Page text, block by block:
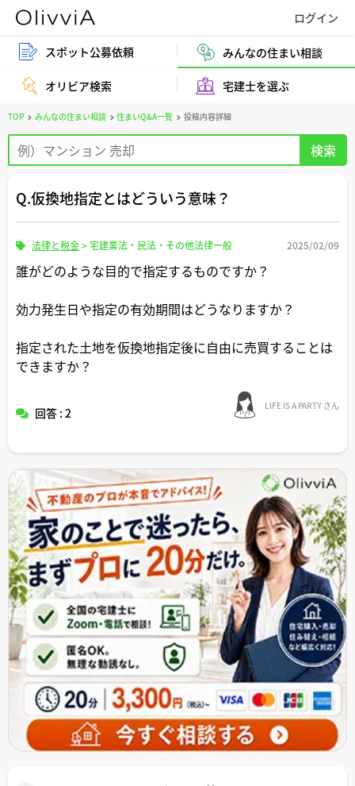
スポット公募依頼 みんなの住まい相談
オリビア検索 宅建士を選ぶ
TOP みんなの住まい相談 住まいQ&A一覧 投稿内容詳細
Q.仮換地指定とはどういう意味？
法律と税金>宅建業法・民法・その他法律一般 2025/02/09
誰がどのような目的で指定するものですか？
効力発生日や指定の有効期間はどうなりますか？
指定された土地を仮換地指定後に自由に売買することは
できますか？
回答 : 2 LIFE IS A PARTY さん